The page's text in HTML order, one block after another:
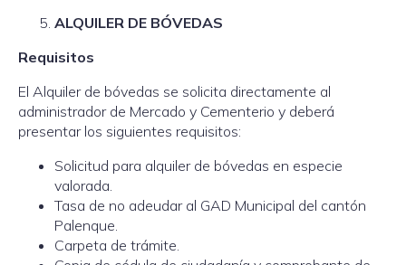
ALQUILER DE BÓVEDAS
Requisitos
El Alquiler de bóvedas se solicita directamente al
administrador de Mercado y Cementerio y deberá
presentar los siguientes requisitos:
Solicitud para alquiler de bóvedas en especie
valorada.
Tasa de no adeudar al GAD Municipal del cantón
Palenque.
Carpeta de trámite.